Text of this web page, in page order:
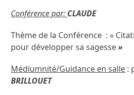
Conférence par: CLAUDE
Thème de la Conférence : «
pour développer sa sagesse»
Médiumnité/Guidance en salle :
BRILLOUET